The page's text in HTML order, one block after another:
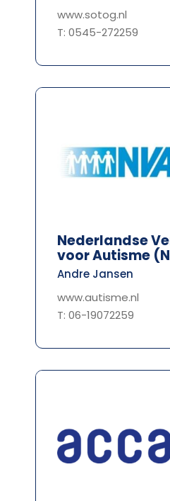
www.sotog.nl
T: 0545-272259
Nederlandse
voor Autisme
Andre Jansen
www.autisme.nl
T: 06-19072259